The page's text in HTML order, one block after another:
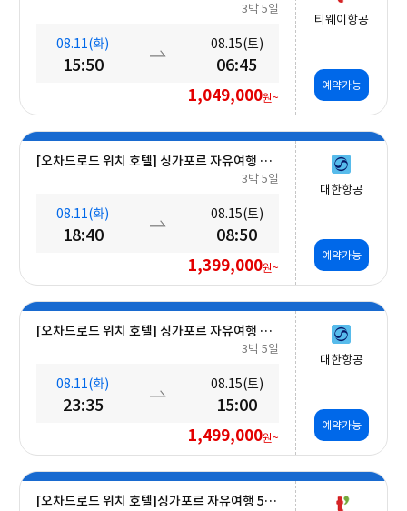
3박 5일
08.11(화)
15:50
08.15(토)
06:45
1,049,000원~
티웨이항공
예약가능
[오차드로드 위치 호텔] 싱가포르 자유여행 5일 #조식포함
3박 5일
08.11(화)
18:40
08.15(토)
08:50
1,399,000원~
대한항공
예약가능
[오차드로드 위치 호텔] 싱가포르 자유여행 5일 #조식포함
3박 5일
08.11(화)
23:35
08.15(토)
15:00
1,499,000원~
대한항공
예약가능
[오차드로드 위치 호텔]싱가포르 자유여행 5일 #조식포함 #A330대형기종